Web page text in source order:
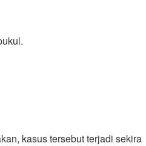
kasus tersebut terjadi sekira